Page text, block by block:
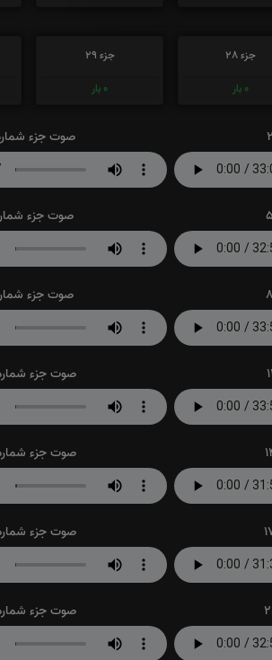
جزء 28
0 بار
جزء 29
0 بار
صوت جزء شماره
صوت جزء
صوت جزء
صوت جزء شماره
صوت جزء شماره
صوت جزء شماره
صوت جزء شماره